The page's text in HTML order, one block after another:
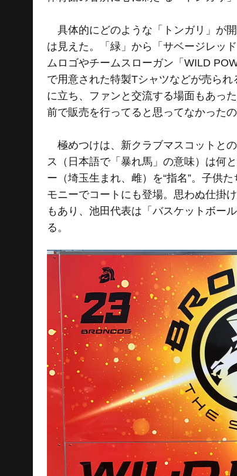
具体的にどのような「トンガリ」が
は見えた。「緑」から「サベージレッ
ムロゴやチームスローガン「WILD
で用意された特製Tシャツなどが売ら
に立ち、ファンと交流する場面もあっ
前で販売を行ってると思ってなかった
極めつけは、新クラブマスコットと
ス（日本語で「暴れ馬」の意味）は何
ー（埼玉生まれ、雌）を“指名”。子供
モニーでコートにも登場。思わぬ仕掛
もあり、池田代表は「バスケットボー
る。